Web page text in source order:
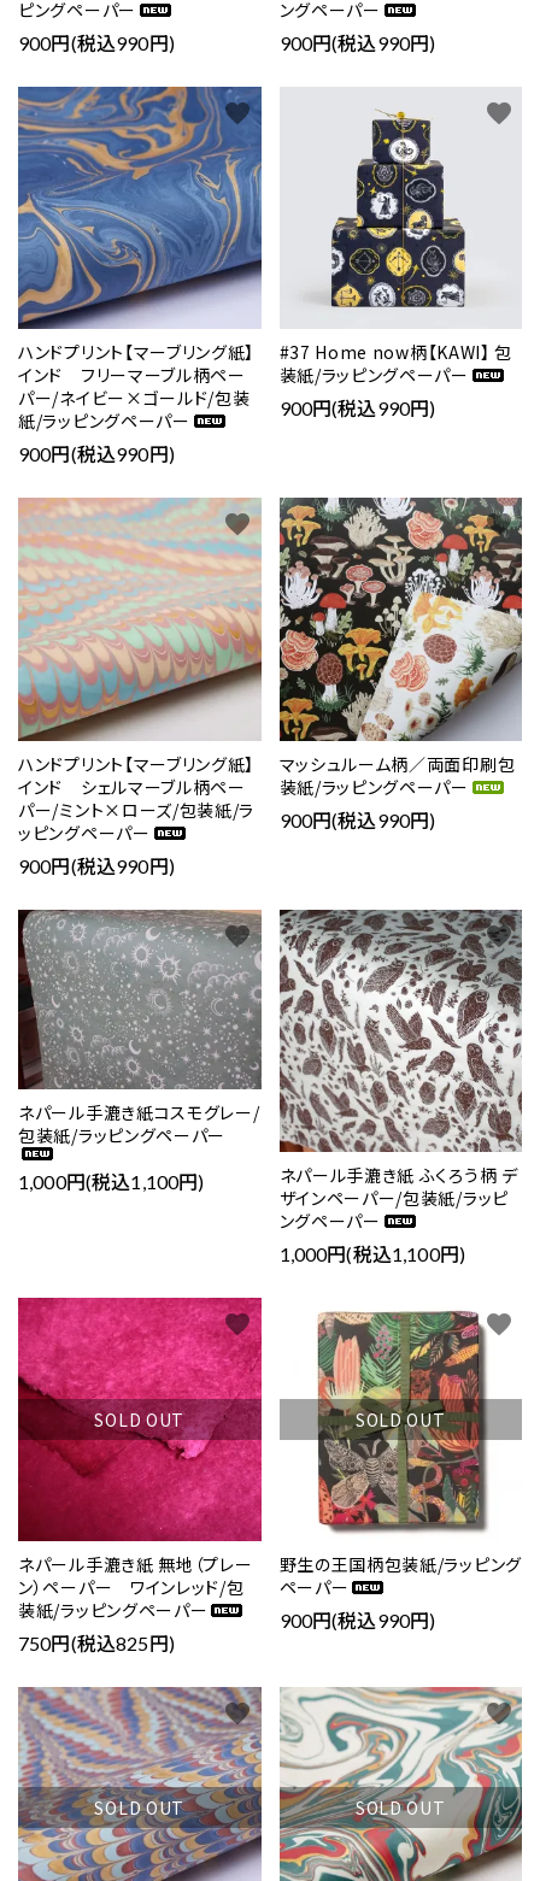
ピングペーパー
900円(税込990円)
ングペーパー
900円(税込990円)
ハンドプリント【マーブリング紙】
インド フリーマーブル柄ペー
パー/ネイビー×ゴールド/包装
紙/ラッピングペーパー
900円(税込990円)
favorite
#37 Home now柄【KAWI】 包
装紙/ラッピングペーパー
900円(税込990円)
favorite
ハンドプリント【マーブリング紙】
インド シェルマーブル柄ペー
パー/ミント×ローズ/包装紙/ラ
ッピングペーパー
900円(税込990円)
favorite
マッシュルーム柄／両面印刷包
装紙/ラッピングペーパー
900円(税込990円)
favorite
ネパール手漉き紙コスモグレー/
包装紙/ラッピングペーパー
1,000円(税込1,100円)
favorite
ネパール手漉き紙 ふくろう柄 デ
ザインペーパー/包装紙/ラッピ
ングペーパー
1,000円(税込1,100円)
favorite
SOLD OUT
ネパール手漉き紙 無地（プレー
ン）ペーパー ワインレッド/包
装紙/ラッピングペーパー
750円(税込825円)
favorite
SOLD OUT
野生の王国柄包装紙/ラッピング
ペーパー
900円(税込990円)
favorite
SOLD OUT
favorite
SOLD OUT
favorite
キーワード
カテゴリー
検索する